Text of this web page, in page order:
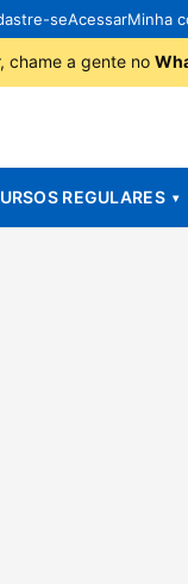
seAcessarMinha
chame a gente no
REGULARES